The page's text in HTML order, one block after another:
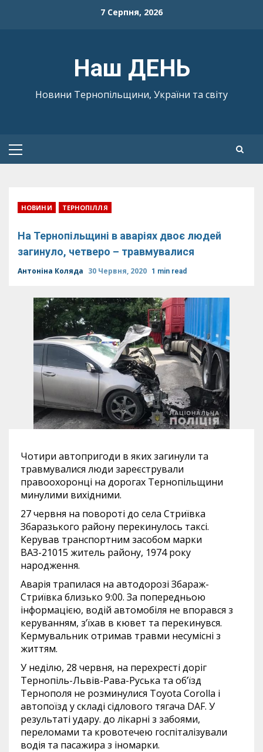
7 Серпня, 2026
Наш ДЕНЬ
Новини Тернопільщини, України та світу
Primary
НОВИНИ ТЕРНОПІЛЛЯ
На Тернопільщині в аваріях двоє людей
загинуло, четверо – травмувалися
Антоніна Коляда 30 Червня, 2020 1 min read
Чотири автопригоди в яких загинули та
травмувалися люди зареєстрували
правоохоронці на дорогах Тернопільщини
минулими вихідними.
27 червня на повороті до села Стриївка
Збаразького району перекинулось таксі.
Керував транспортним засобом марки
ВАЗ-21015 житель району, 1974 року
народження.
Аварія трапилася на автодорозі Збараж-
Стриївка близько 9:00. За попередньою
інформацією, водій автомобіля не впорався з
керуванням, з’їхав в кювет та перекинувся.
Кермувальник отримав травми несумісні з
життям.
У неділю, 28 червня, на перехресті доріг
Тернопіль-Львів-Рава-Руська та об’їзд
Тернополя не розминулися Toyota Corolla і
автопоїзд у складі сідлового тягача DAF. У
результаті удару. до лікарні з забоями,
переломами та кровотечею госпіталізували
водія та пасажира з іномарки.